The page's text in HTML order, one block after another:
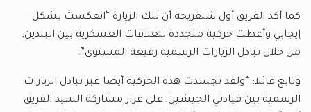
كما أكد الفريق أول شنقريحة أن تلك الزيارة “انعكست بشكل
إيجابي وأعطت حركية متجددة للعلاقات العسكرية بين البلدين,
من خلال تبادل الزيارات الرسمية رفيعة المستوى”.
وتابع قائلا: “ولقد تجسدت هذه الحركية أيضا عبر تبادل الزيارات
الرسمية بين قيادتي الجيشين, على غرار مشاركة السيد الفريق